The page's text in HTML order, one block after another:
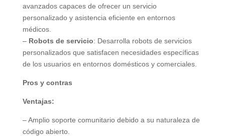
avanzados capaces de ofrecer un servicio
personalizado y asistencia eficiente en entornos
médicos.
– Robots de servicio: Desarrolla robots de servicios
personalizados que satisfacen necesidades específicas
de los usuarios en entornos domésticos y comerciales.
Pros y contras
Ventajas:
– Amplio soporte comunitario debido a su naturaleza de
código abierto.